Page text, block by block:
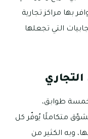
بها مراكز تجارية
التي تجعلها
طوابق،
متكاملًا يُوفّر كل
وبه الكثير من